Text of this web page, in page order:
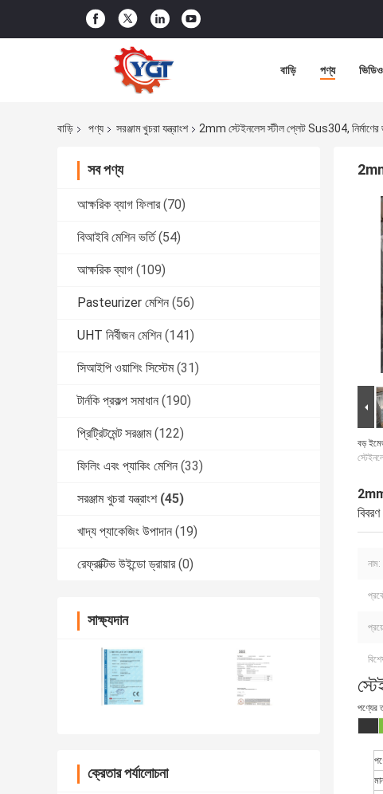
বাড়ি পণ্য ভিডিও
বাড়ি পণ্য সরঞ্জাম খুচরা যন্ত্রাংশ 2mm স্টেইনলেস স্টীল প্লেট Sus304, নির্মাণের
সব পণ্য
আক্ষরিক ব্যাগ ফিলার (70)
বিআইবি মেশিন ভর্তি (54)
আক্ষরিক ব্যাগ (109)
Pasteurizer মেশিন (56)
UHT নির্বীজন মেশিন (141)
সিআইপি ওয়াশিং সিস্টেম (31)
টার্নকি প্রকল্প সমাধান (190)
প্রিট্রিটমেন্ট সরঞ্জাম (122)
ফিলিং এবং প্যাকিং মেশিন (33)
সরঞ্জাম খুচরা যন্ত্রাংশ (45)
খাদ্য প্যাকেজিং উপাদান (19)
রেফ্রাক্টিভ উইন্ডো ড্রায়ার (0)
সাক্ষ্যদান
ক্রেতার পর্যালোচনা
বড়
2mm
বিবরণ
নাম:
পণ্যের